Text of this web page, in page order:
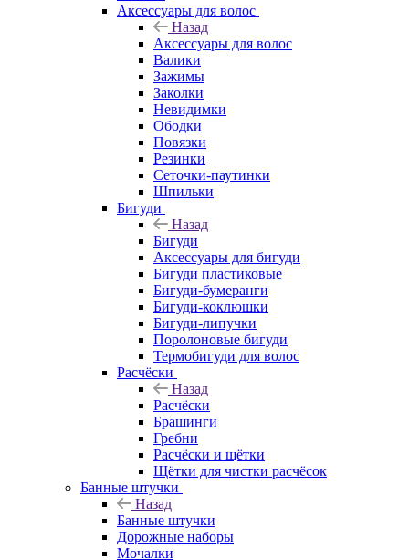
Аксессуары для волос
Назад
Аксессуары для волос
Валики
Зажимы
Заколки
Невидимки
Ободки
Повязки
Резинки
Сеточки-паутинки
Шпильки
Бигуди
Назад
Бигуди
Аксессуары для бигуди
Бигуди пластиковые
Бигуди-бумеранги
Бигуди-коклюшки
Бигуди-липучки
Поролоновые бигуди
Термобигуди для волос
Расчёски
Назад
Расчёски
Брашинги
Гребни
Расчёски и щётки
Щётки для чистки расчёсок
Банные штучки
Назад
Банные штучки
Дорожные наборы
Мочалки